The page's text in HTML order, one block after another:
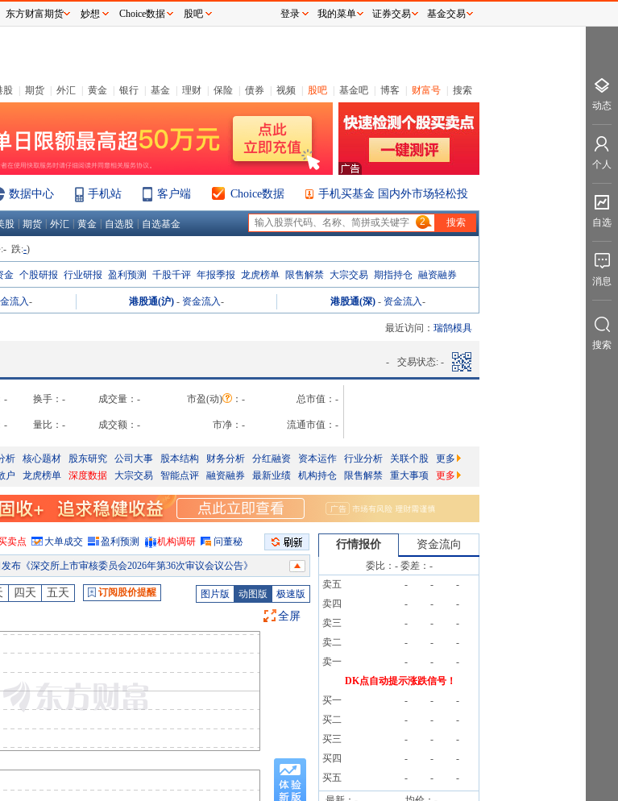
股 期货 外汇 黄金 银行 基金 理财 保险 债券 视频 股吧 基金吧 博客 财富号 搜索
数据中心 手机站 客户端 Choice数据 手机买基金 国内外市场轻松投
股 期货 外汇 黄金 自选股 自选基金 2
- 跌:-)
金 个股研报 行业研报 盈利预测 千股千评 年报季报 龙虎榜单 限售解禁 大宗交易 期指持仓 融资融券
流入- 港股通(沪) - 资金流入- 港股通(深) - 资金流入-
最近访问： 瑞鹄模具
- 交易状态: -
- 换手： - 成交量： - 市盈(动) ： - 总市值： -
- 量比： - 成交额： - 市净： - 流通市值： -
析 核心题材 股东研究 公司大事 股本结构 财务分析 分红融资 资本运作 行业分析 关联个股
更多
户 龙虎榜单 深度数据 大宗交易 智能点评 融资融券 最新业绩 机构持仓 限售解禁 重大事项 更多
卖点 大单成交 盈利预测 机构调研 问董秘
布《深交所上市审核委员会2026年第36次审议会议公告》
《2会计师关于审核问询函的回复意见(瑞鹄汽车模具股份有限公司)》等7条公告
师事务所(特殊普通合伙)关于瑞鹄汽车模具股份有限公司申请向不特定对象发行可转换公司债券的审核问询函中有关财务会计问题的专项说明》等4条公告
03日公布截止2026年05月29日股东户数28020户，比上期增加1137户
分红，股权登记日：2026年06月04日；除权除息日：2026年06月05日；分配方案：10派3.00元(含税,扣税后2.70元)[正式]
报预约2026年08月18日披露
日公布截止2026年07月31日股东户数25063户，比上期减少427户
09日公布截止2026年06月30日股东户数25490户，比上期减少2530户
四天 五天 订阅股价提醒 图片版 动图版 极速版
全屏
行情报价 资金流向
委比： -委差： -
卖五
- -
-
卖四
- -
-
卖三
- -
-
卖二
- -
-
卖一
- -
-
DK点自动提示涨跌信号！
买一
- -
-
买二
- -
-
买三
- -
-
买四
- -
-
买五
- -
-
东方财富期货 妙想 Choice数据 股吧 登录 我的菜单 证券交易 基金交易
动态
个人
自选
消息
搜索